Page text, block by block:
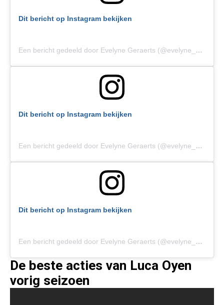
Dit bericht op Instagram bekijken
Een bericht gedeeld door Evelyne Geraerts (@evelyne_geraerts)
Dit bericht op Instagram bekijken
Een bericht gedeeld door Evelyne Geraerts (@evelyne_geraerts)
Dit bericht op Instagram bekijken
Een bericht gedeeld door Evelyne Geraerts (@evelyne_geraerts)
De beste acties van Luca Oyen
vorig seizoen